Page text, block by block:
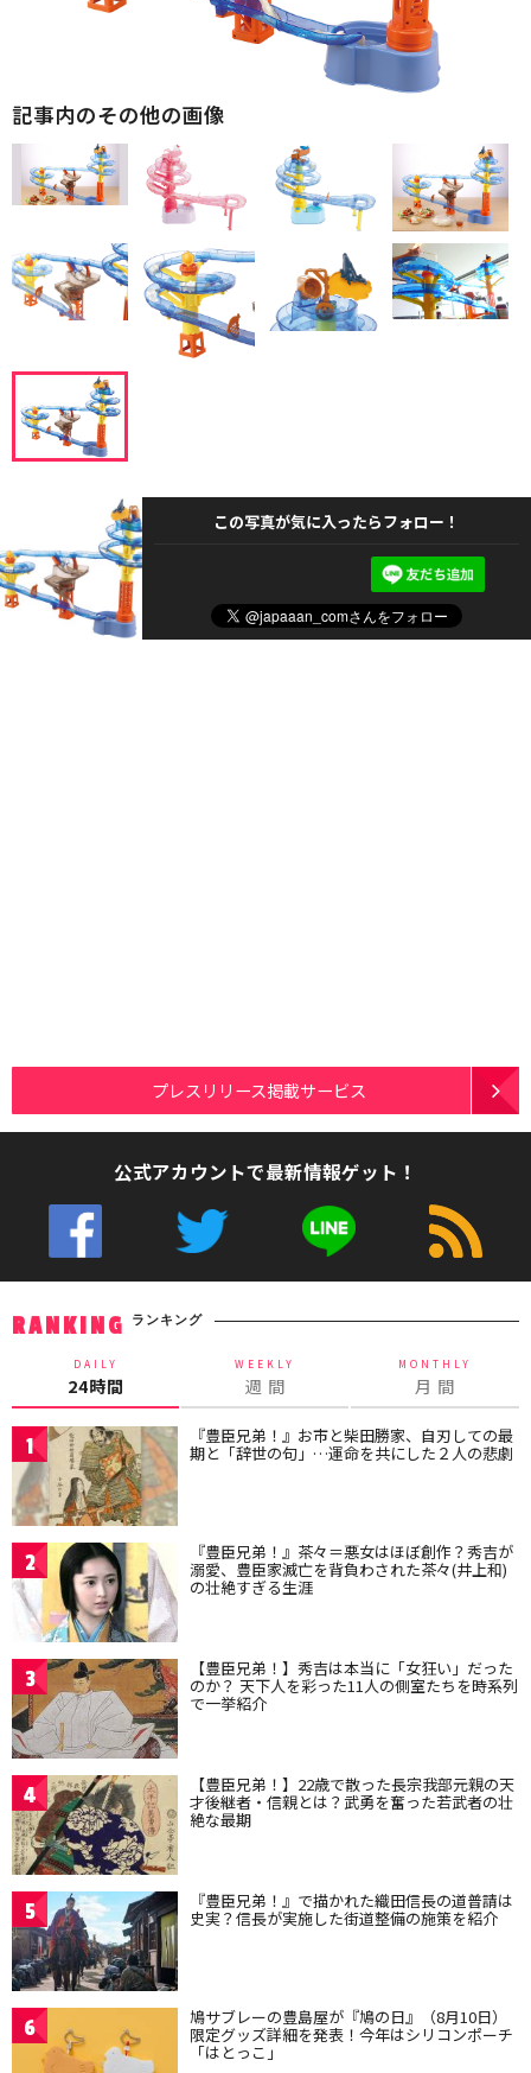
記事内のその他の画像
この写真が気に入ったらフォロー！
プレスリリース掲載サービス
公式アカウントで最新情報ゲット！
RANKING ランキング
DAILY
24時間
WEEKLY
週 間
MONTHLY
月 間
1 『豊臣兄弟！』お市と柴田勝家、自刃しての最
期と「辞世の句」…運命を共にした２人の悲劇
2 『豊臣兄弟！』茶々＝悪女はほぼ創作？秀吉が
溺愛、豊臣家滅亡を背負わされた茶々(井上和)
の壮絶すぎる生涯
3 【豊臣兄弟！】秀吉は本当に「女狂い」だった
のか？ 天下人を彩った11人の側室たちを時系列
で一挙紹介
4 【豊臣兄弟！】22歳で散った長宗我部元親の天
才後継者・信親とは？武勇を奮った若武者の壮
絶な最期
5 『豊臣兄弟！』で描かれた織田信長の道普請は
史実？信長が実施した街道整備の施策を紹介
6 鳩サブレーの豊島屋が『鳩の日』（8月10日）
限定グッズ詳細を発表！今年はシリコンポーチ
「はとっこ」